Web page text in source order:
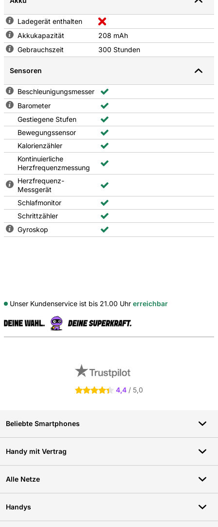
Ladegerät enthalten
Akkukapazität
208 mAh
Gebrauchszeit
300 Stunden
Sensoren
Beschleunigungsmesser
Barometer
Gestiegene Stufen
Bewegungssensor
Kalorienzähler
Kontinuierliche
Herzfrequenzmessung
Herzfrequenz-
Messgerät
Schlafmonitor
Schrittzähler
Gyroskop
Unser Kundenservice ist bis 21.00 Uhr erreichbar
4.4 Sterne 4,4 / 5,0
Beliebte Smartphones
Handy mit Vertrag
Alle Netze
Handys